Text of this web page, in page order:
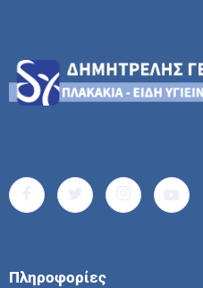
Πληροφορίες